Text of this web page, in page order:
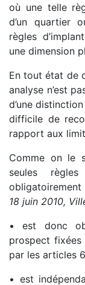
où une telle
d’un quartier
règles
une dimension
En tout état de
analyse n’est
d’une
difficile de
rapport aux
Comme on le
seules
18 juin 2010,
• est donc
prospect
par les articles
• est